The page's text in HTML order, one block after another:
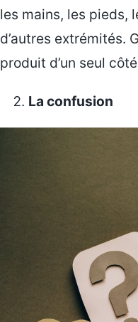
les mains, les pieds,
d’autres extrémités.
produit d’un seul
La confusion